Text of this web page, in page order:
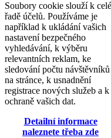
Soubory cookie slouží k celé
řadě účelů. Používáme je
například k ukládání vašich
nastavení bezpečného
vyhledávání, k výběru
relevantních reklam, ke
sledování počtu návštěvníků
na stránce, k usnadnění
registrace nových služeb a k
ochraně vašich dat.
Detailní informace
naleznete třeba zde